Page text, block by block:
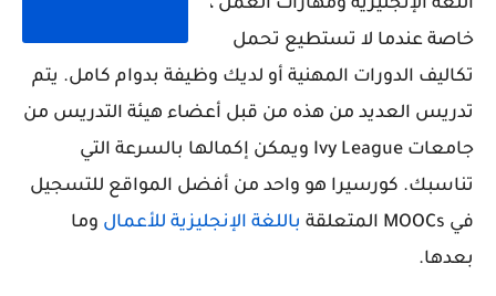
اللغة الإنجليزية ومهارات العمل ،
خاصة عندما لا تستطيع تحمل
تكاليف الدورات المهنية أو لديك وظيفة بدوام كامل. يتم
تدريس العديد من هذه من قبل أعضاء هيئة التدريس من
جامعات Ivy League ويمكن إكمالها بالسرعة التي
تناسبك. كورسيرا هو واحد من أفضل المواقع للتسجيل
في MOOCs المتعلقة
باللغة الإنجليزية للأعمال وما
بعدها.